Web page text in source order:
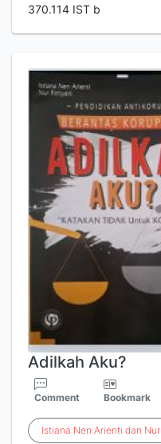
370.114 IST b
Adilkah Aku?
Comment Bookmark
Istiana Nen Arienti dan Nur